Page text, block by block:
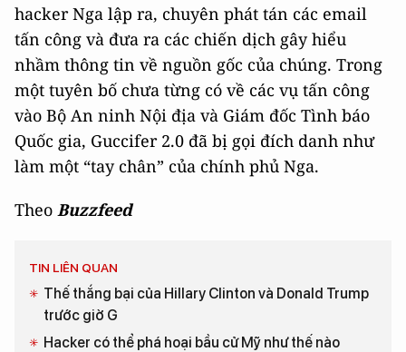
hacker Nga lập ra, chuyên phát tán các email
tấn công và đưa ra các chiến dịch gây hiểu
nhầm thông tin về nguồn gốc của chúng. Trong
một tuyên bố chưa từng có về các vụ tấn công
vào Bộ An ninh Nội địa và Giám đốc Tình báo
Quốc gia, Guccifer 2.0 đã bị gọi đích danh như
làm một “tay chân” của chính phủ Nga.
Theo Buzzfeed
TIN LIÊN QUAN
Thế thắng bại của Hillary Clinton và Donald Trump
trước giờ G
Hacker có thể phá hoại bầu cử Mỹ như thế nào